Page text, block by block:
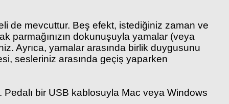
de mevcuttur. Beş efekt, istediğiniz zaman ve
parmağınızın dokunuşuyla yamalar (veya
Ayrıca, yamalar arasında birlik duygusunu
sesleriniz arasında geçiş yaparken
bir USB kablosuyla Mac veya Windows